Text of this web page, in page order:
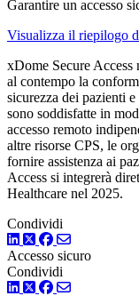
Garantire un accesso
Visualizza il riepilogo
xDome Secure Access
al contempo la
sicurezza dei pazienti
sono soddisfatte in
accesso remoto
altre risorse CPS, le
fornire assistenza ai
Access si integrerà
Healthcare nel 2025.
Condividi
LinkedIn
TwitterFacebook
Accesso sicuro
Condividi
LinkedIn
TwitterFacebook